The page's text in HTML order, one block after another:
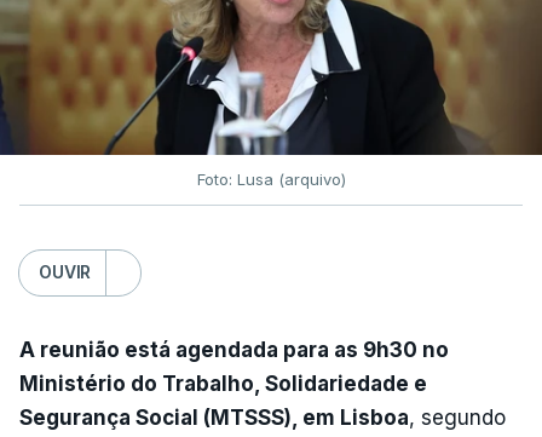
Foto: Lusa (arquivo)
OUVIR
A reunião está agendada para as 9h30 no
Ministério do Trabalho, Solidariedade e
Segurança Social (MTSSS), em Lisboa, segundo